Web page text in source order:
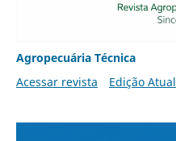
Agropecuária Técnica
Acessar revista
Edição Atual